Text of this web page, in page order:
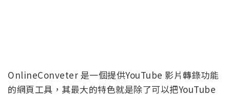
OnlineConveter 是一個提供YouTube 影片轉錄功能
的網頁工具，其最大的特色就是除了可以把YouTube